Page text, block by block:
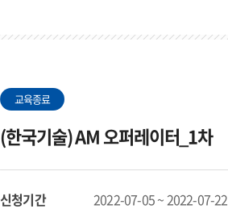
교육종료
(한국기술) AM 오퍼레이터_1차
신청기간
2022-07-05 ~ 2022-07-22